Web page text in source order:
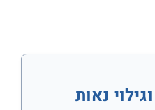
נאות